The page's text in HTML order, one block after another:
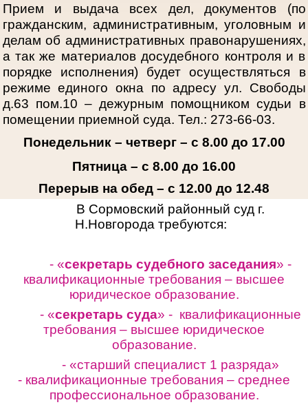
Прием и выдача всех дел, документов (по
гражданским, административным, уголовным и
делам об административных правонарушениях,
а так же материалов досудебного контроля и в
порядке исполнения) будет осуществляться в
режиме единого окна по адресу ул. Свободы
д.63 пом.10 – дежурным помощником судьи в
помещении приемной суда. Тел.: 273-66-03.
Понедельник – четверг – с 8.00 до 17.00
Пятница – с 8.00 до 16.00
Перерыв на обед – с 12.00 до 12.48
В Сормовский районный суд г.
Н.Новгорода требуются:
- «секретарь судебного заседания» -
квалификационные требования – высшее
юридическое образование.
- «секретарь суда» - квалификационные
требования – высшее юридическое
образование.
- «старший специалист 1 разряда»
- квалификационные требования – среднее
профессиональное образование.